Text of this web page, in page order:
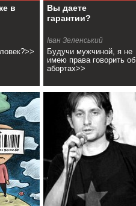
в
Вы даете
гарантии?
Іван Зеленський
Будучи мужчиной, я не
имею права говорить об
абортах>>